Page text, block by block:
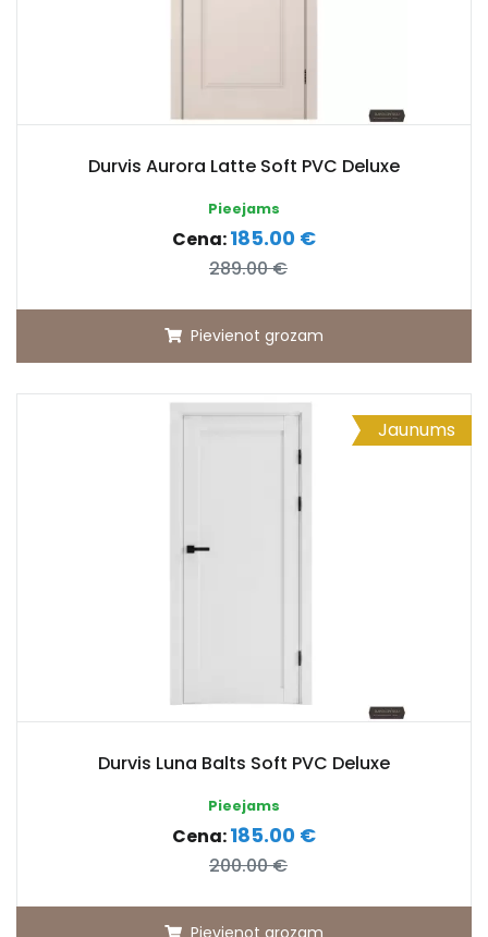
Durvis Aurora Latte Soft PVC Deluxe
Pieejams
Cena:185.00 €
289.00 €
Pievienot grozam
Jaunums
Durvis Luna Balts Soft PVC Deluxe
Pieejams
Cena:185.00 €
200.00 €
Pievienot grozam